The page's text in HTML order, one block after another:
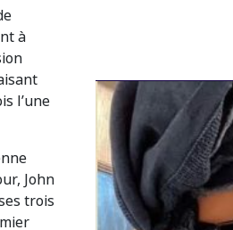
à
l’une
John
trois